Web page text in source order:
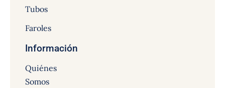
Tubos
Faroles
Información
Quiénes
Somos